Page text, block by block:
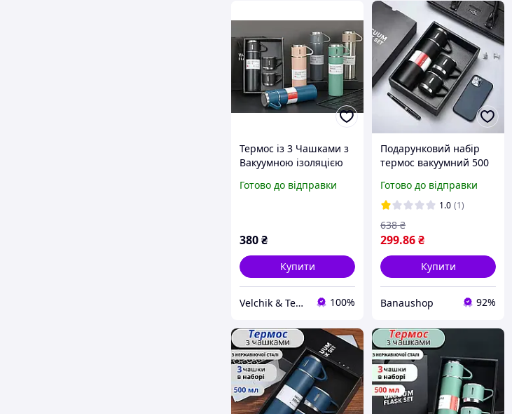
Термос із 3 Чашками з
Вакуумною ізоляцією
Подарунковий Набір
Готово до відправки
380₴
Купити
Velchik & Teanin 100%
Подарунковий набір
термос вакуумний 500
Готово до відправки
1.0 (1)
299.86₴
638 ₴
Купити
Banaushop 92%